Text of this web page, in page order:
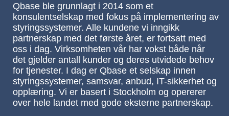
Qbase ble grunnlagt i 2014 som et
konsulentselskap med fokus på implementering av
styringssystemer. Alle kundene vi inngikk
partnerskap med det første året, er fortsatt med
oss i dag. Virksomheten vår har vokst både når
det gjelder antall kunder og deres utvidede behov
for tjenester. I dag er Qbase et selskap innen
styringssystemer, samsvar, anbud, IT-sikkerhet og
opplæring. Vi er basert i Stockholm og opererer
over hele landet med gode eksterne partnerskap.